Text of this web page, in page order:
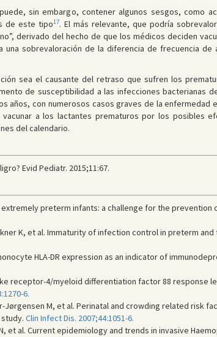
sin embargo, contener algunos sesgos, como
de este tipo17. El más relevante, que podría
derivado del hecho de que los médicos deciden
sobrevaloración de la diferencia de frecuencia
sea el causante del retraso que sufren los
de susceptibilidad a las infecciones bacterianas
años, con numerosos casos graves de la enfermedad
a los lactantes prematuros por los posibles
del calendario.
Evid Pediatr. 2015;11:67.
extremely preterm infants: a challenge for the prevention
K, et al. Immaturity of infection control in preterm
HLA-DR expression as an indicator of
like receptor-4/myeloid differentiation factor 88
6.
Jørgensen M, et al. Perinatal and crowding related risk
Clin Infect Dis. 2007;44:1051-6.
et al. Current epidemiology and trends in invasive